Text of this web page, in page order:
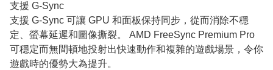
支援 G-Sync
支援 G-Sync 可讓 GPU 和面板保持同步，從而消除不穩
定、螢幕延遲和圖像撕裂。 AMD FreeSync Premium Pro
可穩定而無間頓地投射出快速動作和複雜的遊戲場景，令你
遊戲時的優勢大為提升。